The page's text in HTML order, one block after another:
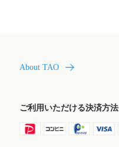
About TAO
ご利用いただける決済方法